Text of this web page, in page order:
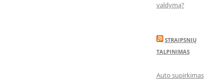
valdymą?
STRAIPSNIŲ
TALPINIMAS
Auto supirkimas